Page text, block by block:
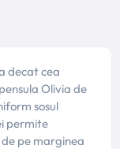
decat cea
Olivia de
sosul
permite
pe marginea